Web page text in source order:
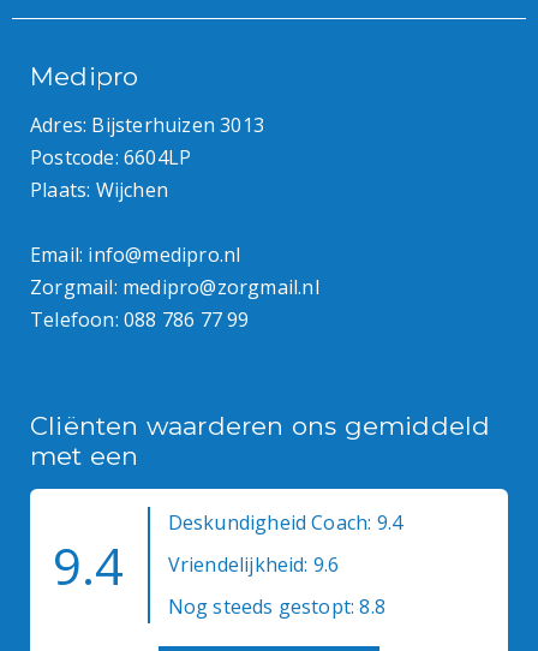
Medipro
Adres: Bijsterhuizen 3013
Postcode: 6604LP
Plaats: Wijchen
Email: info@medipro.nl
Zorgmail: medipro@zorgmail.nl
Telefoon: 088 786 77 99
Cliënten waarderen ons gemiddeld
met een
9.4
Deskundigheid Coach: 9.4
Vriendelijkheid: 9.6
Nog steeds gestopt: 8.8